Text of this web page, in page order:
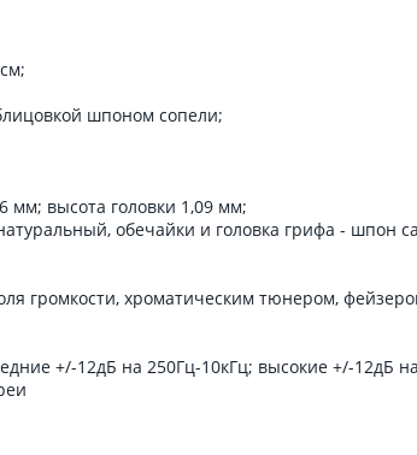
шпоном сопели;
мм; высота головки 1,09 мм;
обечайки и головка грифа - шпон
громкости, хроматическим тюнером,
+/-12дБ на 250Гц-10кГц; высокие +/-12дБ